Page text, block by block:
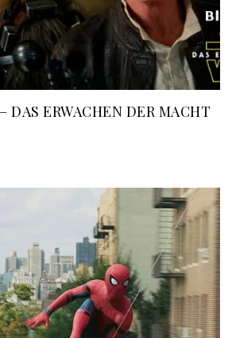
DAS ERWACHEN DER MACHT